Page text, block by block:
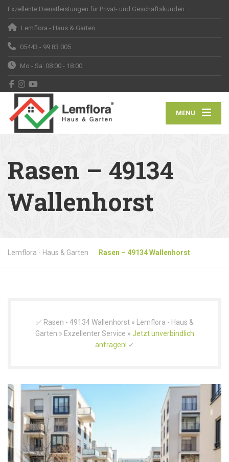
Exzellente Dienstleistungen für Privat- und Geschäftskunden
Lemflora - Haus & Garten
05443 - 99 83 005
Mo - Sa: 08:00 - 18:00
MENU
Rasen – 49134
Wallenhorst
Lemflora - Haus & Garten Rasen – 49134 Wallenhorst
✅ Rasen - 49134 Wallenhorst » Lemflora - Haus &
Garten » Exzellenter Service » Jetzt unverbindlich
anfragen! ✓